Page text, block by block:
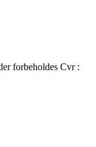
forbeholdes Cvr :